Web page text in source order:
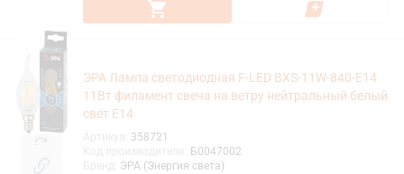
ЭРА Лампа светодиодная F-LED BXS-11W-840-E14
11Вт филамент свеча на ветру нейтральный белый
свет Е14
358721
Б0047002
ЭРА (Энергия света)